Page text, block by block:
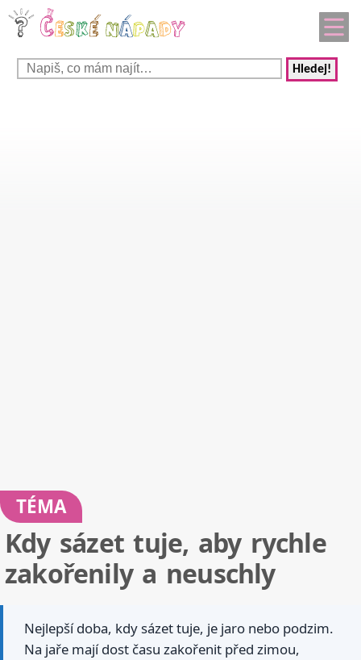
Hledej!
TÉMA
Kdy sázet tuje, aby rychle
zakořenily a neuschly
Nejlepší doba, kdy sázet tuje, je jaro nebo podzim.
Na jaře mají dost času zakořenit před zimou,